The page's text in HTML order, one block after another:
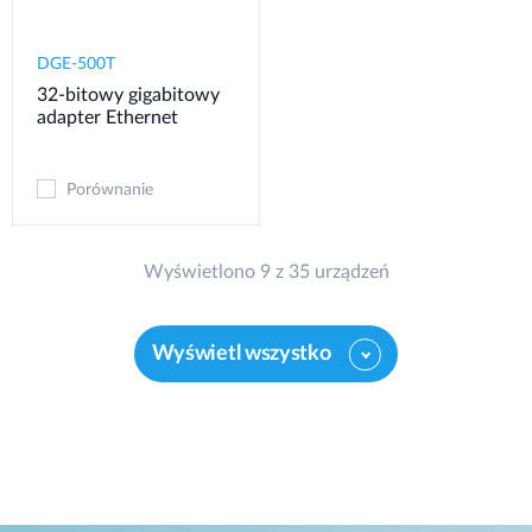
DGE-500T
32‑bitowy gigabitowy
adapter Ethernet
Porównanie
Wyświetlono 9 z 35 urządzeń
Wyświetl wszystko